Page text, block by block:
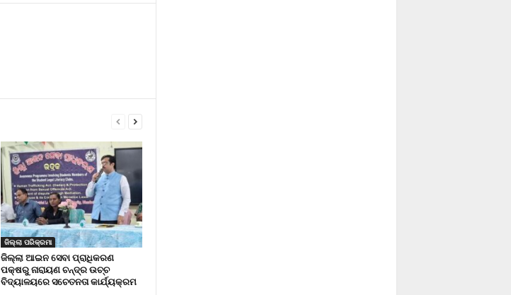
ଜିଲ୍ଲା ପରିକ୍ରମା
ଜିଲ୍ଲା ଆଇନ ସେବା ପ୍ରାଧିକରଣ
ପକ୍ଷରୁ ନାରାୟଣ ଚନ୍ଦ୍ର ଉଚ୍ଚ
ବିଦ୍ୟାଳୟରେ ସଚେତନତା କାର୍ଯ୍ୟକ୍ରମ